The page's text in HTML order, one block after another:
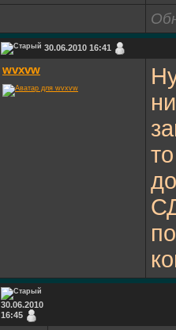
30.06.2010 16:41
wvxvw
30.06.2010
16:45